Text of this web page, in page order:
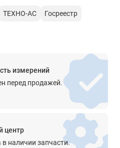
и компаний партнеров.
специалиста вы
подключаемых зондов
ТЕХНО-АС Госреестр
измерений
перед продажей.
центр
наличии запчасти.